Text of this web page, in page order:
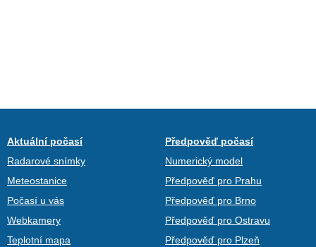
Aktuální počasí
Radarové snímky
Meteostanice
Počasí u vás
Webkamery
Teplotní mapa
Předpověď počasí
Numerický model
Předpověď pro Prahu
Předpověď pro Brno
Předpověď pro Ostravu
Předpověď pro Plzeň